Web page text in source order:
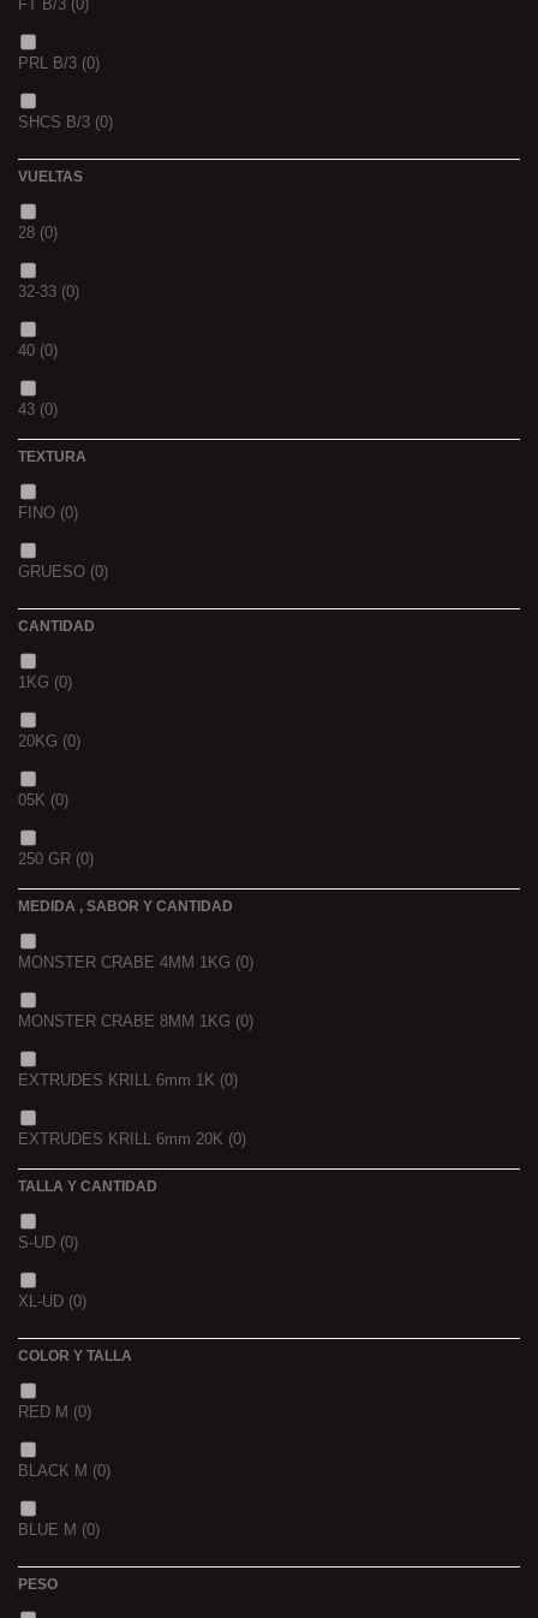
PIÑA
SCOPEX
TUTTI
FRESA
MIEL(0)
OCEAN LIVER
GOLDEN X
FT B/3 (0)
PRL B/3 (0)
SHCS B/3 (0)
VUELTAS
28 (0)
32-33 (0)
40 (0)
43 (0)
TEXTURA
FINO (0)
GRUESO (0)
CANTIDAD
1KG (0)
20KG (0)
05K (0)
250 GR (0)
3 K
5 K
MEDIDA , SABOR Y CANTIDAD
MONSTER CRABE 4MM 1KG (0)
MONSTER CRABE 8MM 1KG (0)
EXTRUDES KRILL 6mm 1K (0)
EXTRUDES KRILL 6mm 20K (0)
NOIR POISSON 8MM 1K
TALLA Y CANTIDAD
S-UD (0)
XL-UD (0)
COLOR Y TALLA
RED M (0)
BLACK M (0)
BLUE M (0)
PESO